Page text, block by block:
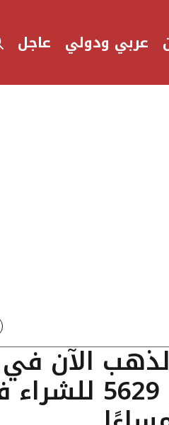
عربي ودولي عاجل
الآن
عيار 24 يسجل 5629